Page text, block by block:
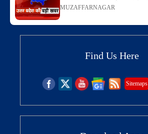
MUZAFFARNAGAR
Find Us Here
Sitemaps